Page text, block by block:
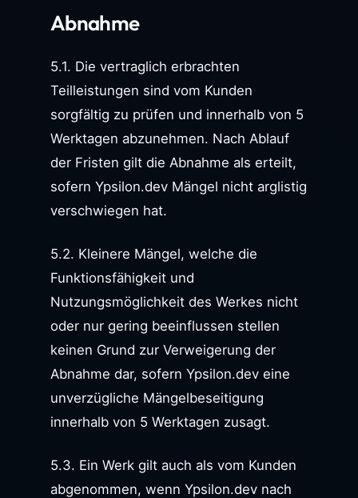
Abnahme
5.1. Die vertraglich erbrachten
Teilleistungen sind vom Kunden
sorgfältig zu prüfen und innerhalb von 5
Werktagen abzunehmen. Nach Ablauf
der Fristen gilt die Abnahme als erteilt,
sofern Ypsilon.dev Mängel nicht arglistig
verschwiegen hat.
5.2. Kleinere Mängel, welche die
Funktionsfähigkeit und
Nutzungsmöglichkeit des Werkes nicht
oder nur gering beeinflussen stellen
keinen Grund zur Verweigerung der
Abnahme dar, sofern Ypsilon.dev eine
unverzügliche Mängelbeseitigung
innerhalb von 5 Werktagen zusagt.
5.3. Ein Werk gilt auch als vom Kunden
abgenommen, wenn Ypsilon.dev nach